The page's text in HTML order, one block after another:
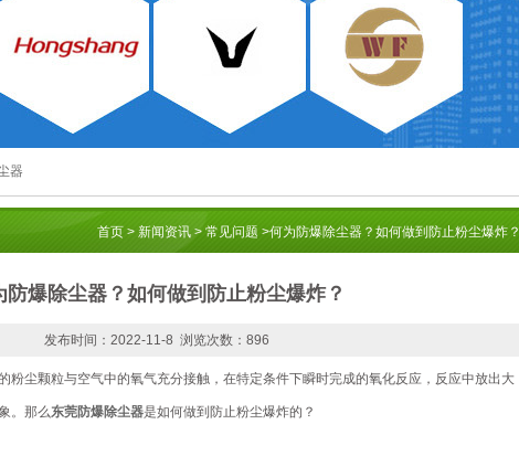
器
首页 > 新闻资讯 > 常见问题 >何为防爆除尘器？如何做到防止粉尘爆炸？
防爆除尘器？如何做到防止粉尘爆炸？
发布时间：2022-11-8 浏览次数：896
粉尘颗粒与空气中的氧气充分接触，在特定条件下瞬时完成的氧化反应，反应中放出大
。那么东莞防爆除尘器是如何做到防止粉尘爆炸的？